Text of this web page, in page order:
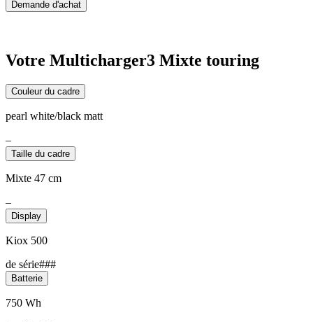
Demande d'achat
Votre Multicharger3 Mixte touring
Couleur du cadre
pearl white/black matt
–
Taille du cadre
Mixte 47 cm
–
Display
Kiox 500
de série###
Batterie
750 Wh